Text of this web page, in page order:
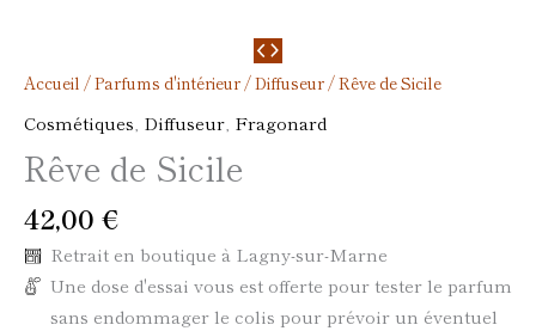
Accueil /Parfums d'intérieur/Diffuseur/ Rêve de Sicile
Cosmétiques Diffuseur Fragonard
Rêve de Sicile
42,00 €
Retrait en boutique à Lagny-sur-Marne
Une dose d'essai vous est offerte pour tester le parfum
sans endommager le colis pour prévoir un éventuel